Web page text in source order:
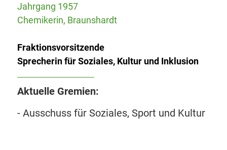
Jahrgang 1957
Chemikerin, Braunshardt
Fraktionsvorsitzende
Sprecherin für Soziales, Kultur und Inklusion
Aktuelle Gremien:
- Ausschuss für Soziales, Sport und Kultur